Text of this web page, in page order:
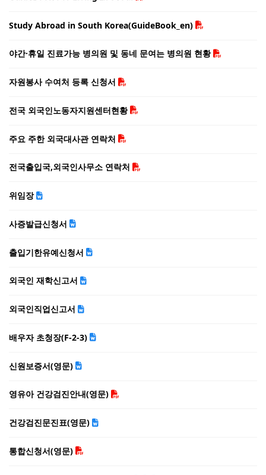
Study Abroad in South Korea(GuideBook_en)
야간·휴일 진료가능 병의원 및 동네 문여는 병의원 현황
자원봉사 수여처 등록 신청서
전국 외국인노동자지원센터현황
주요 주한 외국대사관 연락처
전국출입국,외국인사무소 연락처
위임장
사증발급신청서
출입기한유예신청서
외국인 재학신고서
외국인직업신고서
배우자 초청장(F-2-3)
신원보증서(영문)
영유아 건강검진안내(영문)
건강검진문진표(영문)
통합신청서(영문)